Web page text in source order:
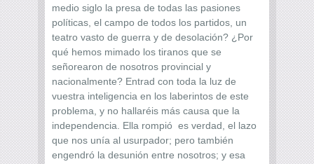
medio siglo la presa de todas las pasiones
políticas, el campo de todos los partidos, un
teatro vasto de guerra y de desolación? ¿Por
qué hemos mimado los tiranos que se
señorearon de nosotros provincial y
nacionalmente? Entrad con toda la luz de
vuestra inteligencia en los laberintos de este
problema, y no hallaréis más causa que la
independencia. Ella rompió es verdad, el lazo
que nos unía al usurpador; pero también
engendró la desunión entre nosotros; y esa